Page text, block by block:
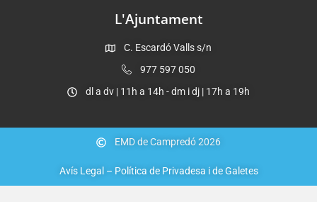
L'Ajuntament
C. Escardó Valls s/n
977 597 050
dl a dv | 11h a 14h - dm i dj | 17h a 19h
EMD de Campredó 2026
Avís Legal – Política de Privadesa i de Galetes